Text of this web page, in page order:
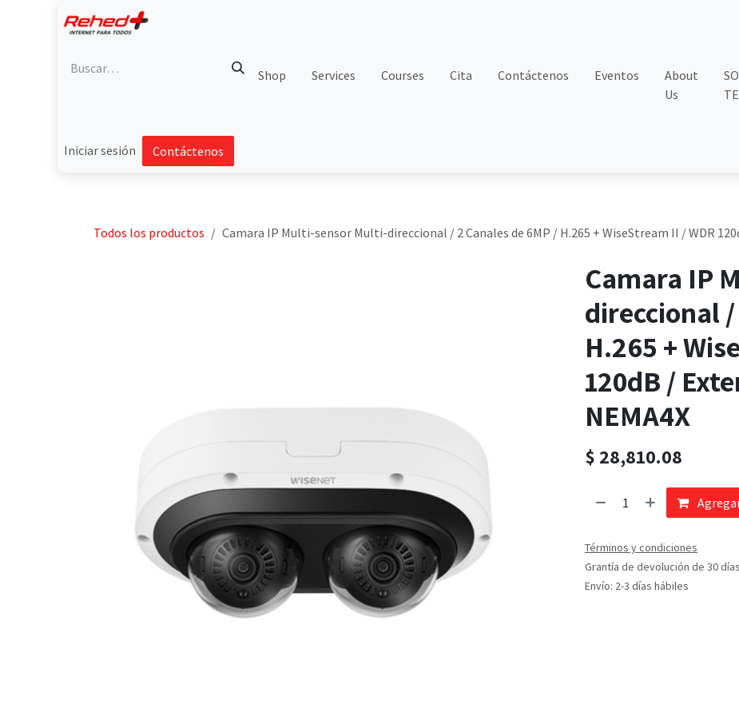
Shop Services Courses Cita Contáctenos Eventos
About
Us
Iniciar sesión Contáctenos
Todos los productos Camara IP Multi-sensor Multi-direccional / 2 Canales de 6MP / H.265 + WiseStream II / WDR
Camara IP
direccional /
H.265 +
120dB /
NEMA4X
$ 28,810.08
Términos y condiciones
Grantía de devolución de 30 días
Envío: 2-3 días hábiles